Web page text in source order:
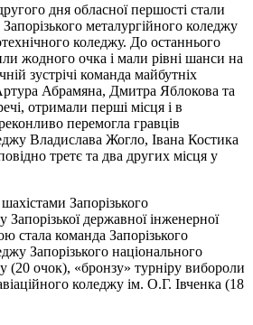
дня обласної першості стали
металургійного коледжу
коледжу. До останнього
жодного очка і мали рівні шанси на
зустрічі команда майбутніх
Абрамяна, Дмитра Яблокова та
отримали перші місця і в
перемогла гравців
Владислава Жогло, Івана Костика
третє та два других місця у
Запорізького
Запорізької державної інженерної
стала команда Запорізького
Запорізького національного
(20 очок), «бронзу» турніру вибороли
коледжу ім. О.Г. Івченка (18